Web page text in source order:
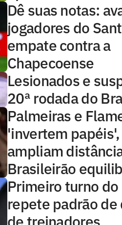
Dê suas notas:
jogadores do
empate contra a
Chapecoense
Lesionados e
20ª rodada do
Palmeiras e
'invertem
ampliam
Brasileirão
Primeiro turno
repete padrão de